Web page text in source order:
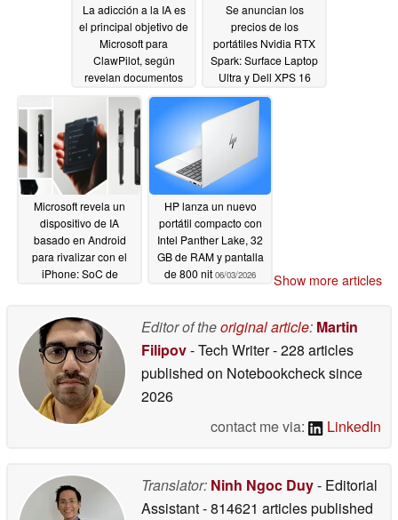
La adicción a la IA es
el principal objetivo de
Microsoft para
ClawPilot, según
revelan documentos
filtrados06/03/2026
Se anuncian los
precios de los
portátiles Nvidia RTX
Spark: Surface Laptop
Ultra y Dell XPS 16
rivalizarán con el
MacBook Pro
Microsoft revela un
dispositivo de IA
basado en Android
para rivalizar con el
iPhone: SoC de
pequeña, 5G06/03/2026
HP lanza un nuevo
portátil compacto con
Intel Panther Lake, 32
GB de RAM y pantalla
de 800 nit 06/03/2026 Show more articles
Editor of theoriginal article: Martin
Filipov- Tech Writer- 228 articles
published on Notebookchecksince
2026
contact me via:
LinkedIn
Translator: Ninh Ngoc Duy- Editorial
Assistant- 814621 articles published